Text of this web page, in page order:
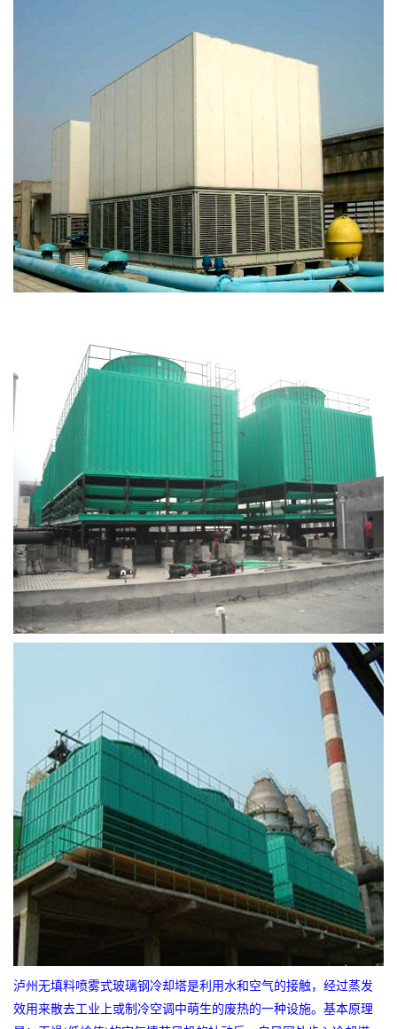
泸州无填料喷雾式玻璃钢冷却塔是利用水和空气的接触，经过蒸发
效用来散去工业上或制冷空调中萌生的废热的一种设施。基本原理